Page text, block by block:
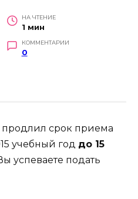
НА ЧТЕНИЕ
1 мин
КОММЕНТАРИИ
0
продлил срок приема
учебный год до 15
успеваете подать